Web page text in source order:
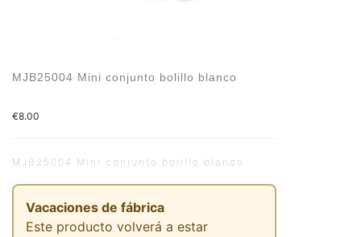
MJB25004 Mini conjunto bolillo blanco
€8.00
MJB25004 Mini conjunto bolillo blanco
Vacaciones de fábrica
Este producto volverá a estar